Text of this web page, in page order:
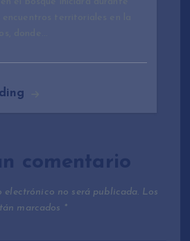
comentario
electrónico no será publicada. Los
marcados *